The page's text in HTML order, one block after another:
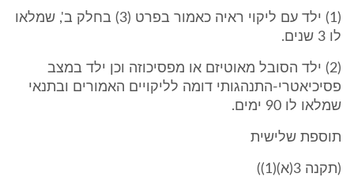
(1) ילד עם ליקוי ראיה כאמור בפרט (3) בחלק ב', שמלאו
לו 3 שנים.
(2) ילד הסובל מאוטיזם או מפסיכוזה וכן ילד במצב
פסיכיאטרי-התנהגותי דומה לליקויים האמורים ובתנאי
שמלאו לו 90 ימים.
תוספת שלישית
(תקנה 3(א)(1))